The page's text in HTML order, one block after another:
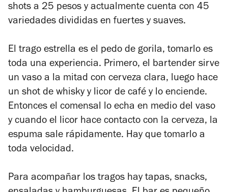
shots a 25 pesos y actualmente cuenta con 45
variedades divididas en fuertes y suaves.
El trago estrella es el pedo de gorila, tomarlo es
toda una experiencia. Primero, el bartender sirve
un vaso a la mitad con cerveza clara, luego hace
un shot de whisky y licor de café y lo enciende.
Entonces el comensal lo echa en medio del vaso
y cuando el licor hace contacto con la cerveza, la
espuma sale rápidamente. Hay que tomarlo a
toda velocidad.
Para acompañar los tragos hay tapas, snacks,